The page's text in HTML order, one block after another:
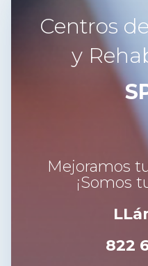
Centros
y
Mejoramos
¡Somos
822